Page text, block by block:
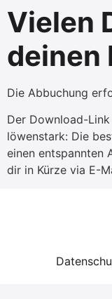
Vielen
deinen
Die Abbuchung
Der Download-
löwenstark: Die
einen entspannten
dir in Kürze via E-